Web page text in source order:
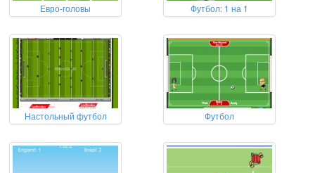
Евро-головы Футбол: 1 на 1
Настольный футбол Футбол